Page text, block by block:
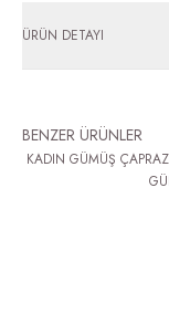
ÜRÜN DETAYI
BENZER ÜRÜNLER
KADIN GÜMÜŞ